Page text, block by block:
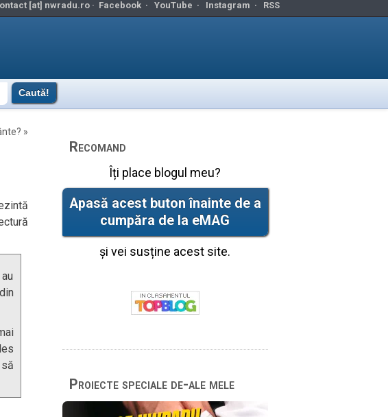
[at] nwradu.ro · Facebook· YouTube · Instagram · RSS
»
Recomand
Îți place blogul meu?
Apasă acest buton înainte de a
cumpăra de la eMAG
și vei susține acest site.
Proiecte speciale de-ale mele